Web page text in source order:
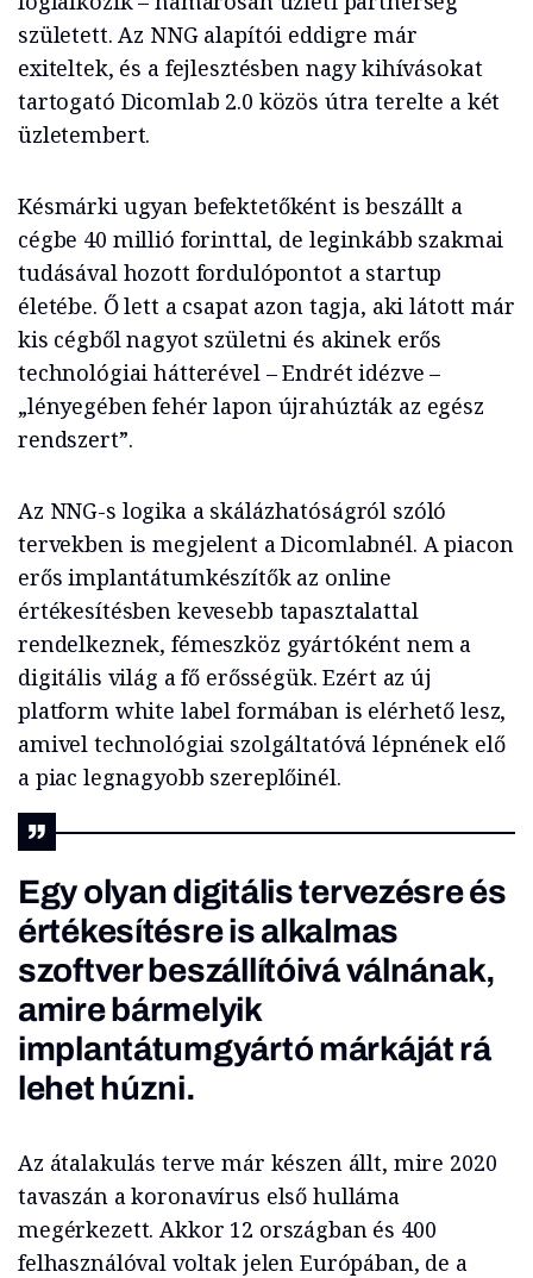
született. Az NNG alapítói eddigre már
exiteltek, és a fejlesztésben nagy kihívásokat
tartogató Dicomlab 2.0 közös útra terelte a két
üzletembert.
Késmárki ugyan befektetőként is beszállt a
cégbe 40 millió forinttal, de leginkább szakmai
tudásával hozott fordulópontot a startup
életébe. Ő lett a csapat azon tagja, aki látott már
kis cégből nagyot születni és akinek erős
technológiai hátterével – Endrét idézve –
„lényegében fehér lapon újrahúzták az egész
rendszert”.
Az NNG-s logika a skálázhatóságról szóló
tervekben is megjelent a Dicomlabnél. A piacon
erős implantátumkészítők az online
értékesítésben kevesebb tapasztalattal
rendelkeznek, fémeszköz gyártóként nem a
digitális világ a fő erősségük. Ezért az új
platform white label formában is elérhető lesz,
amivel technológiai szolgáltatóvá lépnének elő
a piac legnagyobb szereplőinél.
Egy olyan digitális tervezésre és
értékesítésre is alkalmas
szoftver beszállítóivá válnának,
amire bármelyik
implantátumgyártó márkáját rá
lehet húzni.
Az átalakulás terve már készen állt, mire 2020
tavaszán a koronavírus első hulláma
megérkezett. Akkor 12 országban és 400
felhasználóval voltak jelen Európában, de a